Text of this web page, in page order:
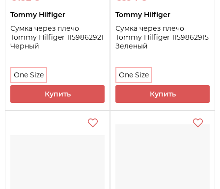
Tommy Hilfiger
Сумка через плечо
Tommy Hilfiger 1159862921
Черный
One Size
Купить
Tommy Hilfiger
Сумка через плечо
Tommy Hilfiger 1159862915
Зеленый
One Size
Купить